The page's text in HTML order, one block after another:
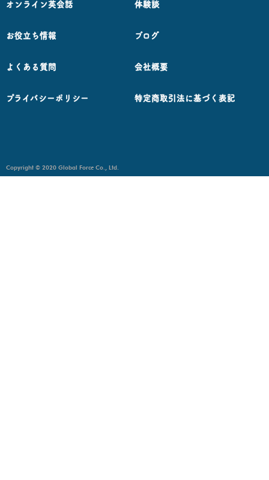
オンライン英会話 体験談
お役立ち情報 ブログ
よくある質問 会社概要
プライバシーポリシー 特定商取引法に基づく表記
Copyright © 2020 Global Force Co., Ltd.